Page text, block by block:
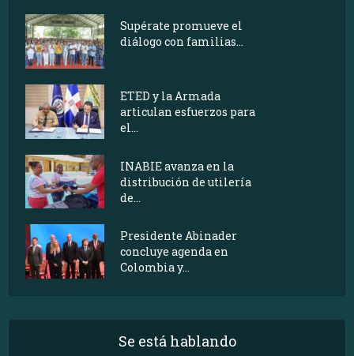
Supérate promueve el
diálogo con familias...
ETED y la Armada
articulan esfuerzos para
el...
INABIE avanza en la
distribución de utilería
de...
Presidente Abinader
concluye agenda en
Colombia y...
Se está hablando